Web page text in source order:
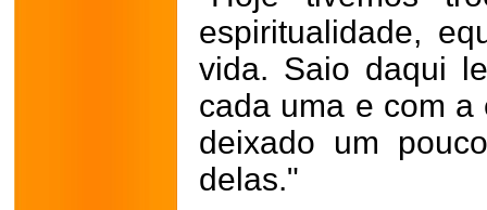
espiritualidade,
vida. Saio daqui
cada uma e com a
deixado um
delas."